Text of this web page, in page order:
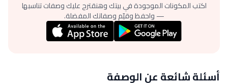
اكتب المكونات الموجودة في بيتك وهنقترح عليك وصفات تناسبها
— واحفظ وقيّم وصفاتك المفضلة.
أسئلة شائعة عن الوصفة